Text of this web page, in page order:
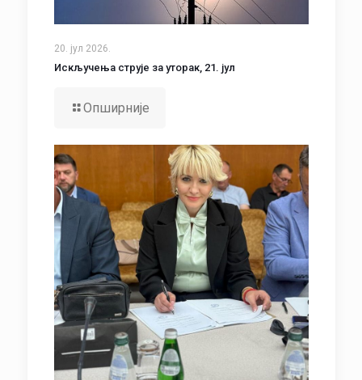
20. јул 2026.
Искључења струје за уторак, 21. јул
Опширније